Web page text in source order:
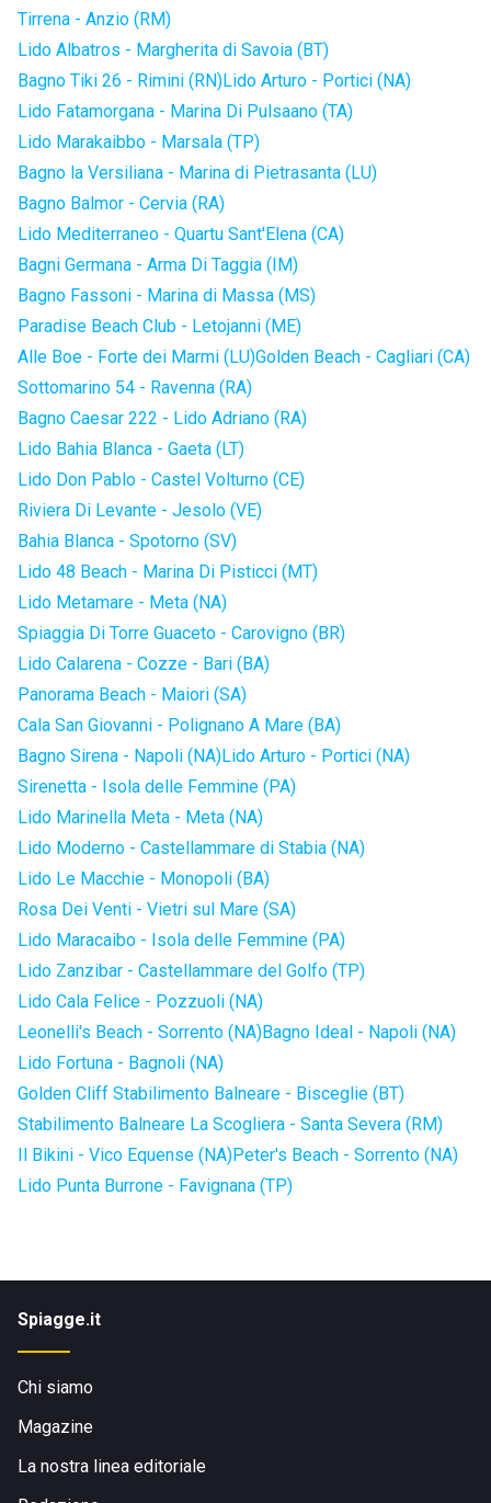
Tirrena - Anzio (RM)
Lido Albatros - Margherita di Savoia (BT)
Bagno Tiki 26 - Rimini (RN)Lido Arturo - Portici (NA)
Lido Fatamorgana - Marina Di Pulsaano (TA)
Lido Marakaibbo - Marsala (TP)
Bagno la Versiliana - Marina di Pietrasanta (LU)
Bagno Balmor - Cervia (RA)
Lido Mediterraneo - Quartu Sant'Elena (CA)
Bagni Germana - Arma Di Taggia (IM)
Bagno Fassoni - Marina di Massa (MS)
Paradise Beach Club - Letojanni (ME)
Alle Boe - Forte dei Marmi (LU)Golden Beach - Cagliari (CA)
Sottomarino 54 - Ravenna (RA)
Bagno Caesar 222 - Lido Adriano (RA)
Lido Bahia Blanca - Gaeta (LT)
Lido Don Pablo - Castel Volturno (CE)
Riviera Di Levante - Jesolo (VE)
Bahia Blanca - Spotorno (SV)
Lido 48 Beach - Marina Di Pisticci (MT)
Lido Metamare - Meta (NA)
Spiaggia Di Torre Guaceto - Carovigno (BR)
Lido Calarena - Cozze - Bari (BA)
Panorama Beach - Maiori (SA)
Cala San Giovanni - Polignano A Mare (BA)
Bagno Sirena - Napoli (NA)Lido Arturo - Portici (NA)
Sirenetta - Isola delle Femmine (PA)
Lido Marinella Meta - Meta (NA)
Lido Moderno - Castellammare di Stabia (NA)
Lido Le Macchie - Monopoli (BA)
Rosa Dei Venti - Vietri sul Mare (SA)
Lido Maracaibo - Isola delle Femmine (PA)
Lido Zanzibar - Castellammare del Golfo (TP)
Lido Cala Felice - Pozzuoli (NA)
Leonelli's Beach - Sorrento (NA)Bagno Ideal - Napoli (NA)
Lido Fortuna - Bagnoli (NA)
Golden Cliff Stabilimento Balneare - Bisceglie (BT)
Stabilimento Balneare La Scogliera - Santa Severa (RM)
Il Bikini - Vico Equense (NA)Peter's Beach - Sorrento (NA)
Lido Punta Burrone - Favignana (TP)
Spiagge.it
Chi siamo
Magazine
La nostra linea editoriale